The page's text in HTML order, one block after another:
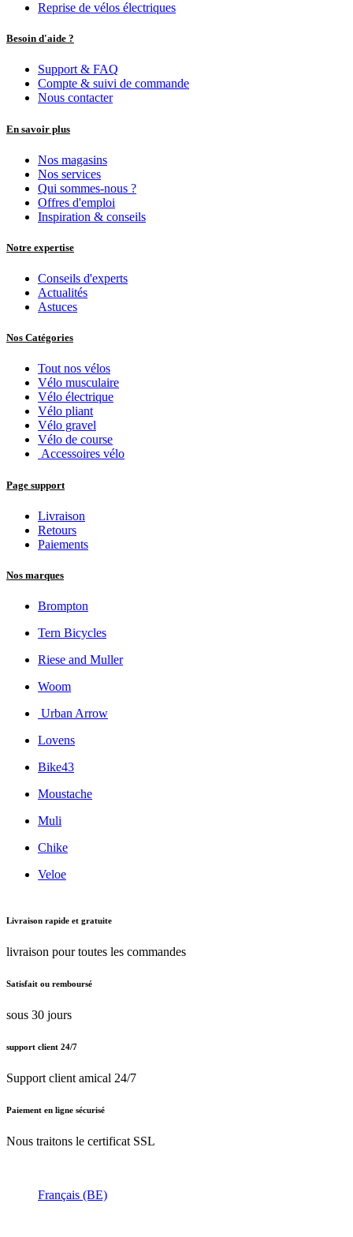
Reprise de vélos électriques
Besoin d'aide ?
Support & FAQ
Compte & suivi de commande
Nous contacter
En savoir plus
Nos magasins
Nos services
Qui sommes-nous ?
Offres d'emploi
Inspiration & conseils
Notre expertise
Conseils d'experts
Actualités
Astuces
Nos Catégories
Tout nos vélos
Vélo musculaire
Vélo électrique
Vélo pliant
Vélo gravel
Vélo de course
Accessoires vélo
Page support
Livraison
Retours
Paiements
Nos marques
Brompton
Tern Bicycles
Riese and Muller
Woom
Urban Arrow
Lovens
Bike43
Moustache
Muli
Chike
Veloe
Livraison rapide et gratuite
livraison pour toutes les commandes
Satisfait ou remboursé
sous 30 jours
support client 24/7
Support client amical 24/7
Paiement en ligne sécurisé
Nous traitons le certificat SSL
Français (BE)